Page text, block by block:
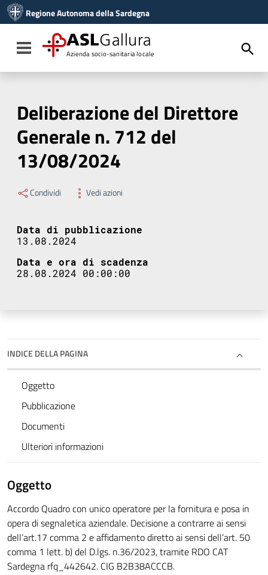
Vai al menu di navigazione
Vai al footer
Regione Autonoma della Sardegna
Toggle navigation
ASLGallura
Azienda socio-sanitaria locale
Deliberazione del Direttore
Generale n. 712 del
13/08/2024
Condividi Vedi azioni
Data di pubblicazione
13.08.2024
Data e ora di scadenza
28.08.2024 00:00:00
INDICE DELLA PAGINA
Oggetto
Pubblicazione
Documenti
Ulteriori informazioni
Oggetto
Accordo Quadro con unico operatore per la fornitura e posa in
opera di segnaletica aziendale. Decisione a contrarre ai sensi
dell’art.17 comma 2 e affidamento diretto ai sensi dell’art. 50
comma 1 lett. b) del D.lgs. n.36/2023, tramite RDO CAT
Sardegna rfq_442642. CIG B2B38ACCCB.